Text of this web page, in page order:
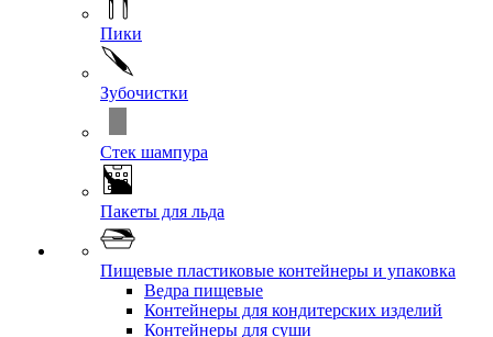
Пики
Зубочистки
Стек шампура
Пакеты для льда
Пищевые пластиковые контейнеры и упаковка
Ведра пищевые
Контейнеры для кондитерских изделий
Контейнеры для суши